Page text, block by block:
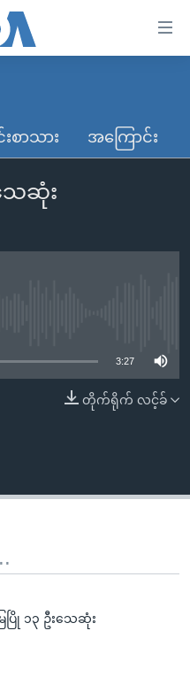
စာသား အကြောင်း
ေဆုံး
3:27
တိုက်ရိုက် လင့်ခ်
ပြို ၁၃ ဦးသေဆုံး